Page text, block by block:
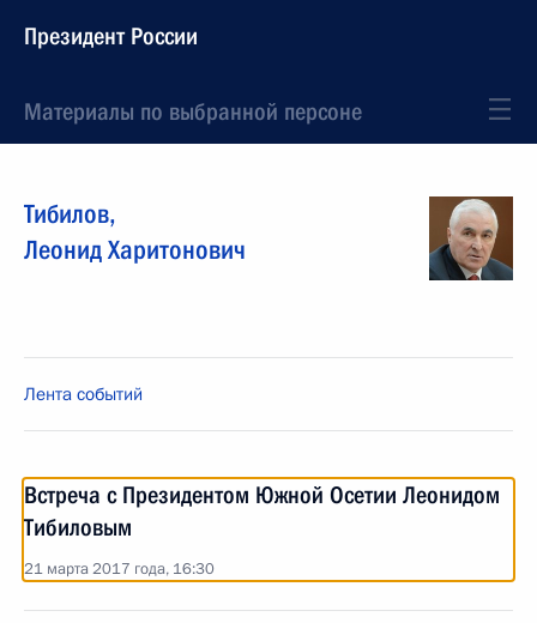
Президент России
Материалы по выбранной персоне
Тибилов,
Леонид Харитонович
Лента событий
Встреча с Президентом Южной Осетии Леонидом
Тибиловым
21 марта 2017 года, 16:30